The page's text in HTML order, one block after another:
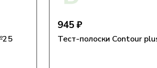
945 ₽
Тест-полоски Contour